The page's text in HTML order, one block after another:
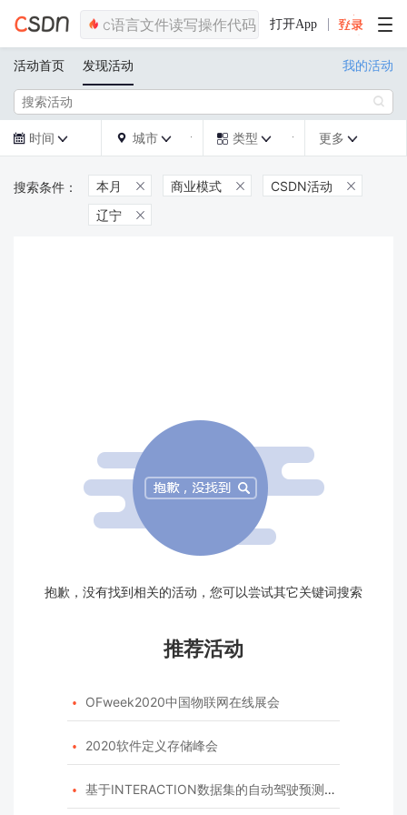
打开App
活动首页 发现活动 我的活动

 时间   城市   类型  更多 
本月  商业模式  CSDN活动 
辽宁 
抱歉，没有找到相关的活动，您可以尝试其它关键词搜索
推荐活动
 OFweek2020中国物联网在线展会
 2020软件定义存储峰会
 基于INTERACTION数据集的自动驾驶预测模型挑战赛